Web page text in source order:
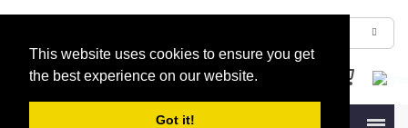
This website uses cookies to ensure you get
the best experience on our website.
Got it!